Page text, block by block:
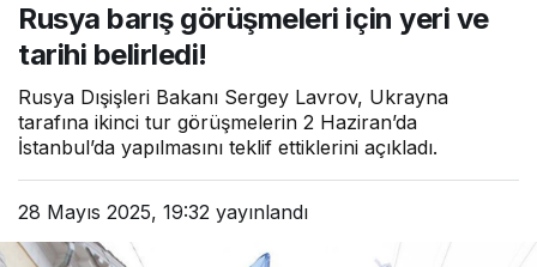
Rusya barış görüşmeleri için yeri ve
tarihi belirledi!
Rusya Dışişleri Bakanı Sergey Lavrov, Ukrayna
tarafına ikinci tur görüşmelerin 2 Haziran’da
İstanbul’da yapılmasını teklif ettiklerini açıkladı.
28 Mayıs 2025, 19:32 yayınlandı